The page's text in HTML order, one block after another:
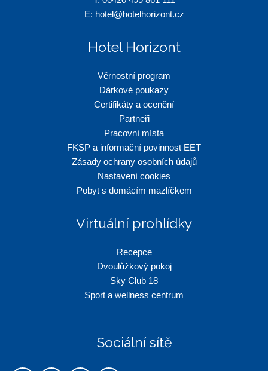
E: hotel@hotelhorizont.cz
Hotel Horizont
Věrnostní program
Dárkové poukazy
Certifikáty a ocenění
Partneři
Pracovní místa
FKSP a informační povinnost EET
Zásady ochrany osobních údajů
Nastavení cookies
Pobyt s domácím mazlíčkem
Virtuální prohlídky
Recepce
Dvoulůžkový pokoj
Sky Club 18
Sport a wellness centrum
Sociální sítě